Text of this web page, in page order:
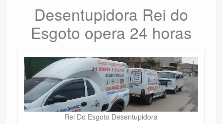
Desentupidora Rei do
Esgoto opera 24 horas
Rei Do Esgoto Desentupidora